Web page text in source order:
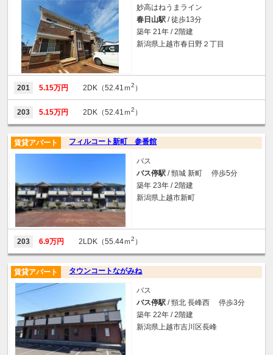
妙高はねうまライン
春日山駅 / 徒歩13分
築年 21年 / 2階建
新潟県上越市春日野２丁目
201 5.15万円 2DK（52.41ｍ2 ）
203 5.15万円 2DK（52.41ｍ2 ）
フィルコート新町 参番館
賃貸アパート
バス
バス停駅 / 頸城 新町 停歩5分
築年 23年 / 2階建
新潟県上越市新町
203 6.9万円 2LDK（55.44ｍ2 ）
タウンコートながみね
賃貸アパート
バス
バス停駅 / 頸北 長峰西 停歩3分
築年 22年 / 2階建
新潟県上越市吉川区長峰